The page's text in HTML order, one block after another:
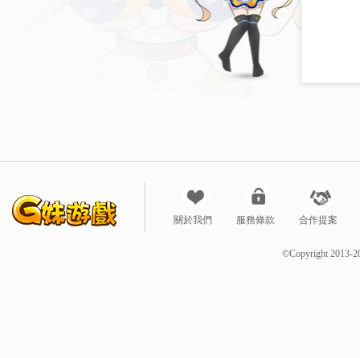
關於我們 服務條款 合作提案
©Copyright 2013-